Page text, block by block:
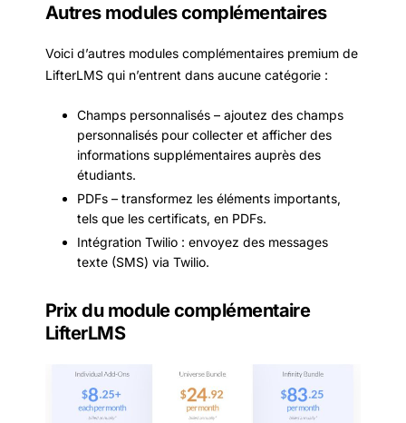
Autres modules complémentaires
Voici d’autres modules complémentaires premium de
LifterLMS qui n’entrent dans aucune catégorie :
Champs personnalisés – ajoutez des champs
personnalisés pour collecter et afficher des
informations supplémentaires auprès des
étudiants.
PDFs – transformez les éléments importants,
tels que les certificats, en PDFs.
Intégration Twilio : envoyez des messages
texte (SMS) via Twilio.
Prix du module complémentaire
LifterLMS